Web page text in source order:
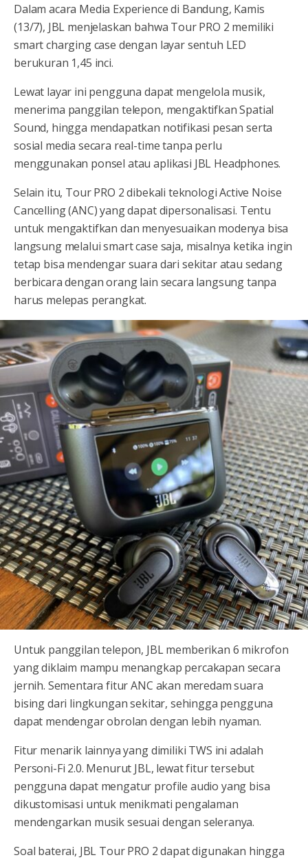
Dalam acara Media Experience di Bandung, Kamis
(13/7), JBL menjelaskan bahwa Tour PRO 2 memiliki
smart charging case dengan layar sentuh LED
berukuran 1,45 inci.
Lewat layar ini pengguna dapat mengelola musik,
menerima panggilan telepon, mengaktifkan Spatial
Sound, hingga mendapatkan notifikasi pesan serta
sosial media secara real-time tanpa perlu
menggunakan ponsel atau aplikasi JBL Headphones.
Selain itu, Tour PRO 2 dibekali teknologi Active Noise
Cancelling (ANC) yang dapat dipersonalisasi. Tentu
untuk mengaktifkan dan menyesuaikan modenya bisa
langsung melalui smart case saja, misalnya ketika ingin
tetap bisa mendengar suara dari sekitar atau sedang
berbicara dengan orang lain secara langsung tanpa
harus melepas perangkat.
Untuk panggilan telepon, JBL memberikan 6 mikrofon
yang diklaim mampu menangkap percakapan secara
jernih. Sementara fitur ANC akan meredam suara
bising dari lingkungan sekitar, sehingga pengguna
dapat mendengar obrolan dengan lebih nyaman.
Fitur menarik lainnya yang dimiliki TWS ini adalah
Personi-Fi 2.0. Menurut JBL, lewat fitur tersebut
pengguna dapat mengatur profile audio yang bisa
dikustomisasi untuk menikmati pengalaman
mendengarkan musik sesuai dengan seleranya.
Soal baterai, JBL Tour PRO 2 dapat digunakan hingga